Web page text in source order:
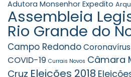
Adutora Monsenhor Expedito
Assembleia
Rio Grande do
Campo RedondoCoronavírus
COVID-19 Currais Novos Câmara
Cruz Eleições 2018